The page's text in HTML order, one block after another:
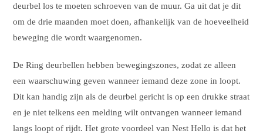
deurbel los te moeten schroeven van de muur. Ga uit dat je dit
om de drie maanden moet doen, afhankelijk van de hoeveelheid
beweging die wordt waargenomen.
De Ring deurbellen hebben bewegingszones, zodat ze alleen
een waarschuwing geven wanneer iemand deze zone in loopt.
Dit kan handig zijn als de deurbel gericht is op een drukke straat
en je niet telkens een melding wilt ontvangen wanneer iemand
langs loopt of rijdt. Het grote voordeel van Nest Hello is dat het